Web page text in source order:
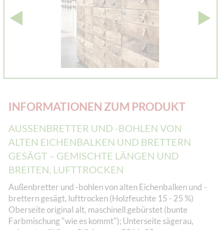
INFORMATIONEN ZUM PRODUKT
AUSSENBRETTER UND -BOHLEN VON A
LTEN EICHENBALKEN UND BRETTERN G
ESÄGT – GEMISCHTE LÄNGEN UND B
REITEN, LUFTTROCKEN
Außenbretter und -bohlen von alten Eichenbalken und -
brettern gesägt, lufttrocken (Holzfeuchte 15 - 25 %)
Oberseite original alt, maschinell gebürstet (bunte
Farbmischung "wie es kommt"); Unterseite sägerau,